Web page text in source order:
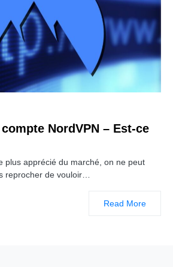
NordVPN – Est-ce
plus apprécié du marché, on ne peut
reprocher de vouloir…
Read More